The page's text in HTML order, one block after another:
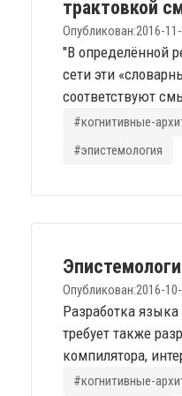
термин впервые
трактовкой
Опубликован:2016-
"В определённой
сети эти
соответствуют
определённых -
знака" в
метки к кластеру
#когнитивные-
#эпистемология
Опубликован:2016-
Разработка
требует также
компилятора,
виртуальной
#когнитивные-